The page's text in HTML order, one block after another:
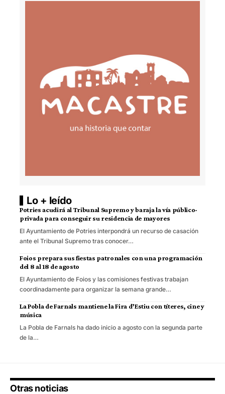
Lo + leído
Potries acudirá al Tribunal Supremo y baraja la vía público-
privada para conseguir su residencia de mayores
El Ayuntamiento de Potries interpondrá un recurso de casación
ante el Tribunal Supremo tras conocer…
Foios prepara sus fiestas patronales con una programación
del 8 al 18 de agosto
El Ayuntamiento de Foios y las comisiones festivas trabajan
coordinadamente para organizar la semana grande…
La Pobla de Farnals mantiene la Fira d’Estiu con títeres, cine y
música
La Pobla de Farnals ha dado inicio a agosto con la segunda parte
de la…
Otras noticias